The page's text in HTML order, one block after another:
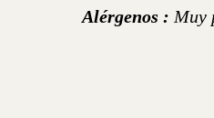
Alérgenos : Muy